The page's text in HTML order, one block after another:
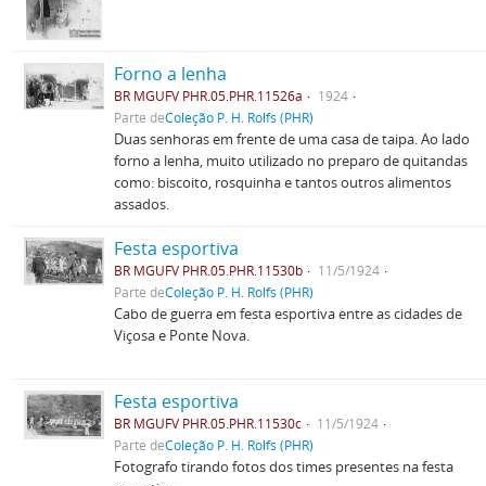
Forno a lenha
BR MGUFV PHR.05.PHR.11526a
1924
Parte deColeção P. H. Rolfs (PHR)
Duas senhoras em frente de uma casa de taipa. Ao lado
forno a lenha, muito utilizado no preparo de quitandas
como: biscoito, rosquinha e tantos outros alimentos
assados.
Festa esportiva
BR MGUFV PHR.05.PHR.11530b
11/5/1924
Parte deColeção P. H. Rolfs (PHR)
Cabo de guerra em festa esportiva entre as cidades de
Viçosa e Ponte Nova.
Festa esportiva
BR MGUFV PHR.05.PHR.11530c
11/5/1924
Parte deColeção P. H. Rolfs (PHR)
Fotografo tirando fotos dos times presentes na festa